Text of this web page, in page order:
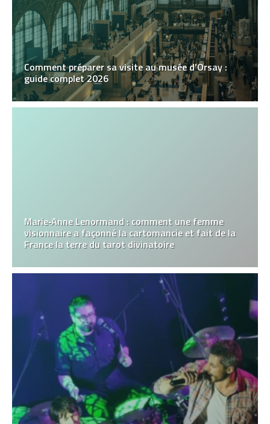
Comment préparer sa visite au musée d’Orsay :
guide complet 2026
Marie‑Anne Lenormand : comment une femme
visionnaire a façonné la cartomancie et fait de la
France la terre du tarot divinatoire